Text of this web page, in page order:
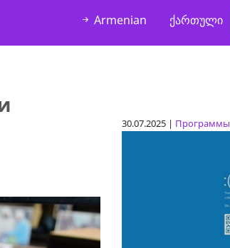
Armenian ქართული
30.07.2025 | Программы